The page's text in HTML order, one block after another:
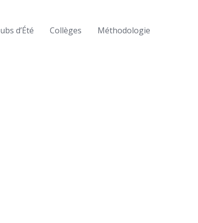
d’Été Collèges Méthodologie